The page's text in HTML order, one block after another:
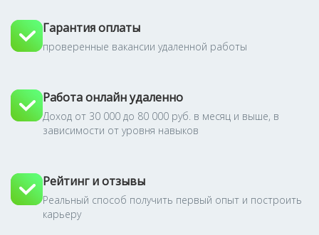
Гарантия оплаты
проверенные вакансии удаленной работы
Работа онлайн удаленно
Доход от 30 000 до 80 000 руб. в месяц и выше, в
зависимости от уровня навыков
Рейтинг и отзывы
Реальный способ получить первый опыт и построить
карьеру